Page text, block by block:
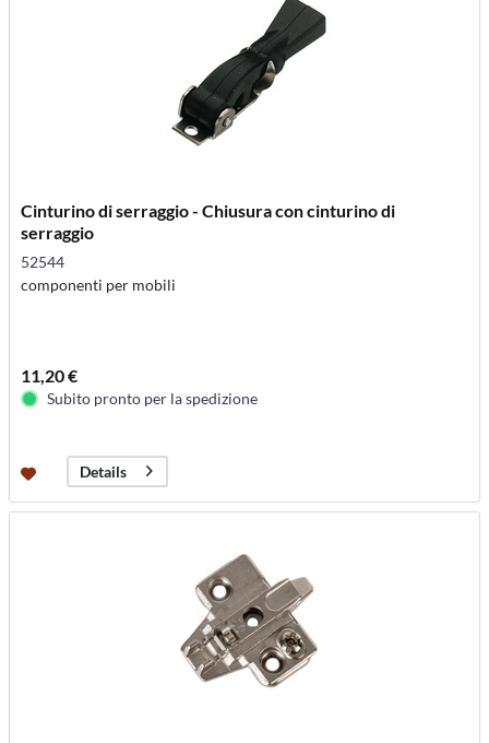
Cinturino di serraggio - Chiusura con cinturino di
serraggio
52544
componenti per mobili
11,20 €
Subito pronto per la spedizione
Details